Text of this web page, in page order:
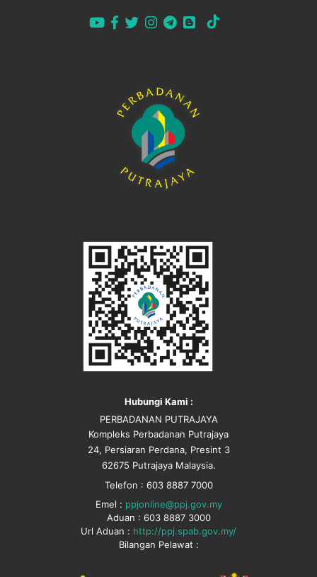
Hubungi Kami :
PERBADANAN PUTRAJAYA
Kompleks Perbadanan Putrajaya
24, Persiaran Perdana, Presint 3
62675 Putrajaya Malaysia.
Telefon : 603 8887 7000
Emel : ppjonline@ppj.gov.my
Aduan : 603 8887 3000
Url Aduan : http://ppj.spab.gov.my/
Bilangan Pelawat :